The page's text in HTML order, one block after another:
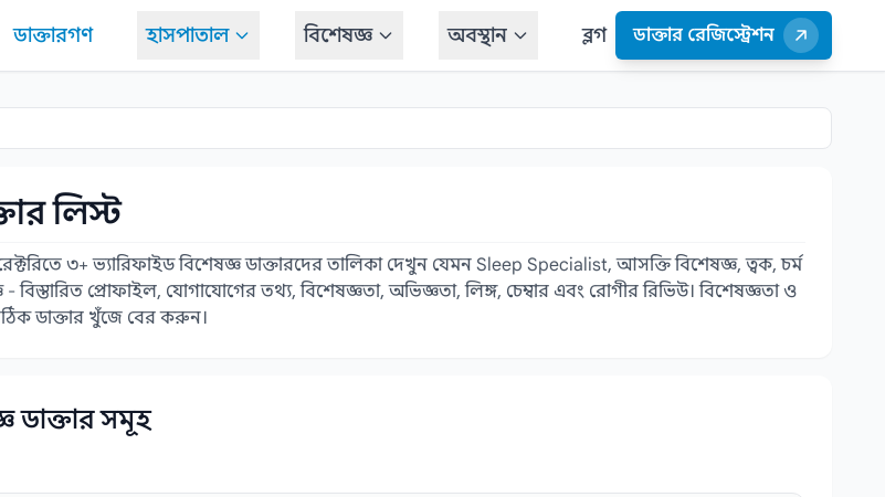
ডাক্তারগণ হাসপাতাল বিশেষজ্ঞ অবস্থান ব্লগ ডাক্তার রেজিস্ট্রেশন
লিস্ট
৩+ ভ্যারিফাইড বিশেষজ্ঞ ডাক্তারদের তালিকা দেখুন যেমন Sleep Specialist, আসক্তি বিশেষজ্ঞ, ত্বক, চর্ম
প্রোফাইল, যোগাযোগের তথ্য, বিশেষজ্ঞতা, অভিজ্ঞতা, লিঙ্গ, চেম্বার এবং রোগীর রিভিউ। বিশেষজ্ঞতা ও
ডাক্তার খুঁজে বের করুন।
সমূহ